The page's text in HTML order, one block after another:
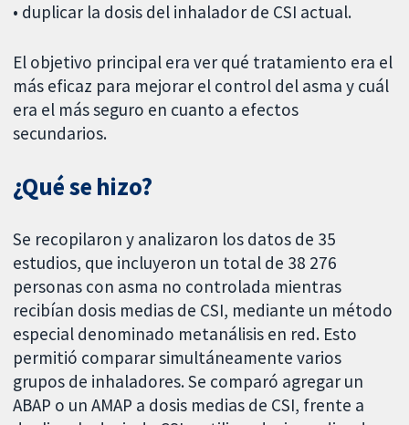
• duplicar la dosis del inhalador de CSI actual.
El objetivo principal era ver qué tratamiento era el
más eficaz para mejorar el control del asma y cuál
era el más seguro en cuanto a efectos
secundarios.
¿Qué se hizo?
Se recopilaron y analizaron los datos de 35
estudios, que incluyeron un total de 38 276
personas con asma no controlada mientras
recibían dosis medias de CSI, mediante un método
especial denominado metanálisis en red. Esto
permitió comparar simultáneamente varios
grupos de inhaladores. Se comparó agregar un
ABAP o un AMAP a dosis medias de CSI, frente a